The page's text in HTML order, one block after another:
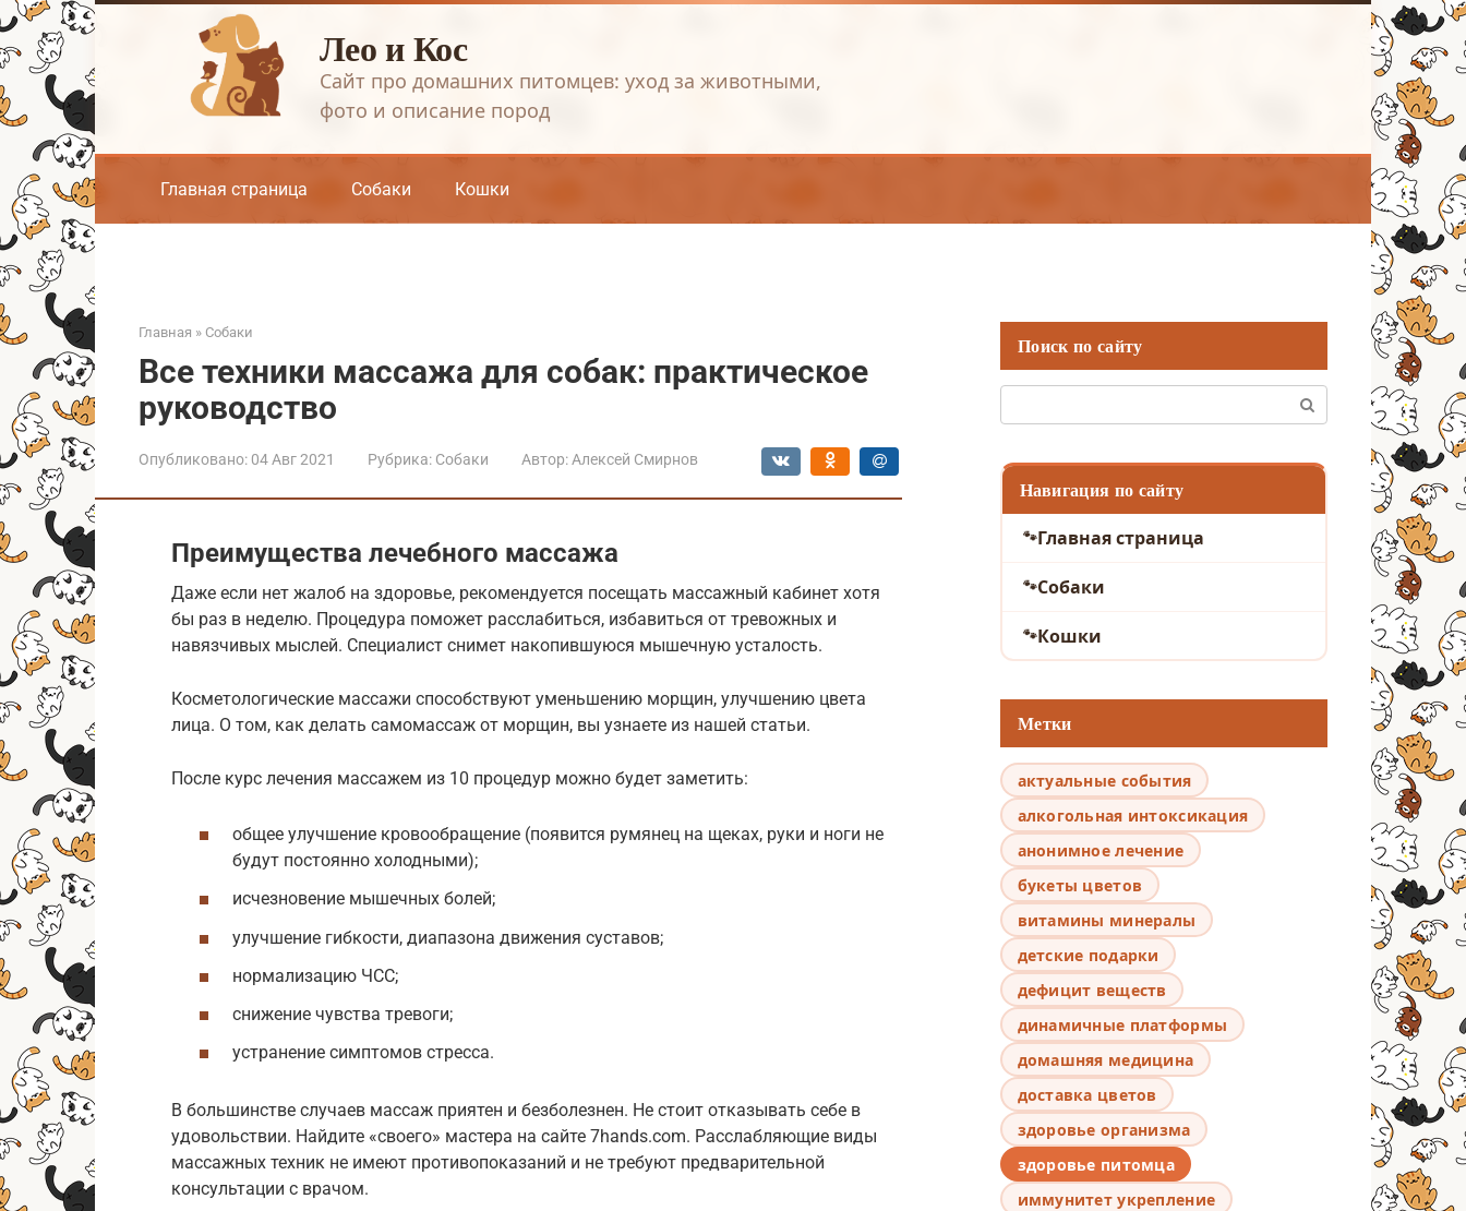
Перейти
к
контенту
Лео и Кос
Сайт про домашних питомцев: уход за животными,
фото и описание пород
Главная страница Собаки Кошки
Главная » Собаки
Все техники массажа для собак: практическое
руководство
Опубликовано: 04 Авг 2021 Рубрика: Собаки Автор: Алексей Смирнов
Преимущества лечебного массажа
Даже если нет жалоб на здоровье, рекомендуется посещать массажный кабинет хотя
бы раз в неделю. Процедура поможет расслабиться, избавиться от тревожных и
навязчивых мыслей. Специалист снимет накопившуюся мышечную усталость.
Косметологические массажи способствуют уменьшению морщин, улучшению цвета
лица. О том, как делать самомассаж от морщин, вы узнаете из нашей статьи.
После курс лечения массажем из 10 процедур можно будет заметить:
общее улучшение кровообращение (появится румянец на щеках, руки и ноги не
будут постоянно холодными);
исчезновение мышечных болей;
улучшение гибкости, диапазона движения суставов;
нормализацию ЧСС;
снижение чувства тревоги;
устранение симптомов стресса.
В большинстве случаев массаж приятен и безболезнен. Не стоит отказывать себе в
удовольствии. Найдите «своего» мастера на сайте 7hands.com. Расслабляющие виды
массажных техник не имеют противопоказаний и не требуют предварительной
консультации с врачом.
Поиск по сайту
Навигация по сайту
Главная страница
Собаки
Кошки
Метки
актуальные события
алкогольная интоксикация
анонимное лечение
букеты цветов
витамины минералы
детские подарки
дефицит веществ
динамичные платформы
домашняя медицина
доставка цветов
здоровье организма
здоровье питомца
иммунитет укрепление